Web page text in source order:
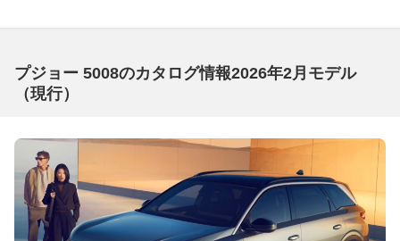
プジョー 5008のカタログ情報2026年2月モデル
（現行）